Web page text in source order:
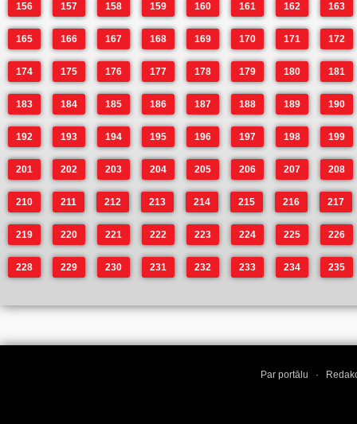
156 157 158 159 160 161 162 163
165 166 167 168 169 170 171 172
174 175 176 177 178 179 180 181
183 184 185 186 187 188 189 190
192 193 194 195 196 197 198 199
201 202 203 204 205 206 207 208
210 211 212 213 214 215 216 217
219 220 221 222 223 224 225 226
228 229 230 231 232 233 234 235
Par portālu ·